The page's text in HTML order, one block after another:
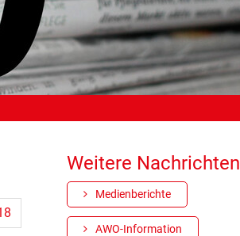
Weitere Nachrichten
Medienberichte
AWO-Information